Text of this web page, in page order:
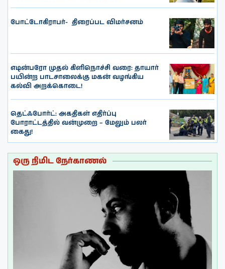
போட்டோகிராபர்- ‌ திரைப்பட விமர்சனம்
எடின்பரோ முதல் கிளிநொச்சி வரை: தாயார்
பயின்ற பாடசாலைக்கு மகன் வழங்கிய
கல்வி அறக்கொடை!
தெட்ஃபோர்ட்: அகதிகள் எதிர்ப்பு
போராட்டத்தில் வன்முறை – மேலும் பலர்
கைது!
ஒரு நிமிட நேர்காணல்